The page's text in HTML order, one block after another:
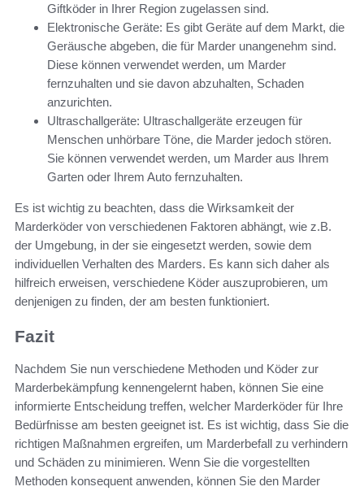
Giftköder in Ihrer Region zugelassen sind.
Elektronische Geräte: Es gibt Geräte auf dem Markt, die
Geräusche abgeben, die für Marder unangenehm sind.
Diese können verwendet werden, um Marder
fernzuhalten und sie davon abzuhalten, Schaden
anzurichten.
Ultraschallgeräte: Ultraschallgeräte erzeugen für
Menschen unhörbare Töne, die Marder jedoch stören.
Sie können verwendet werden, um Marder aus Ihrem
Garten oder Ihrem Auto fernzuhalten.
Es ist wichtig zu beachten, dass die Wirksamkeit der
Marderköder von verschiedenen Faktoren abhängt, wie z.B.
der Umgebung, in der sie eingesetzt werden, sowie dem
individuellen Verhalten des Marders. Es kann sich daher als
hilfreich erweisen, verschiedene Köder auszuprobieren, um
denjenigen zu finden, der am besten funktioniert.
Fazit
Nachdem Sie nun verschiedene Methoden und Köder zur
Marderbekämpfung kennengelernt haben, können Sie eine
informierte Entscheidung treffen, welcher Marderköder für Ihre
Bedürfnisse am besten geeignet ist. Es ist wichtig, dass Sie die
richtigen Maßnahmen ergreifen, um Marderbefall zu verhindern
und Schäden zu minimieren. Wenn Sie die vorgestellten
Methoden konsequent anwenden, können Sie den Marder